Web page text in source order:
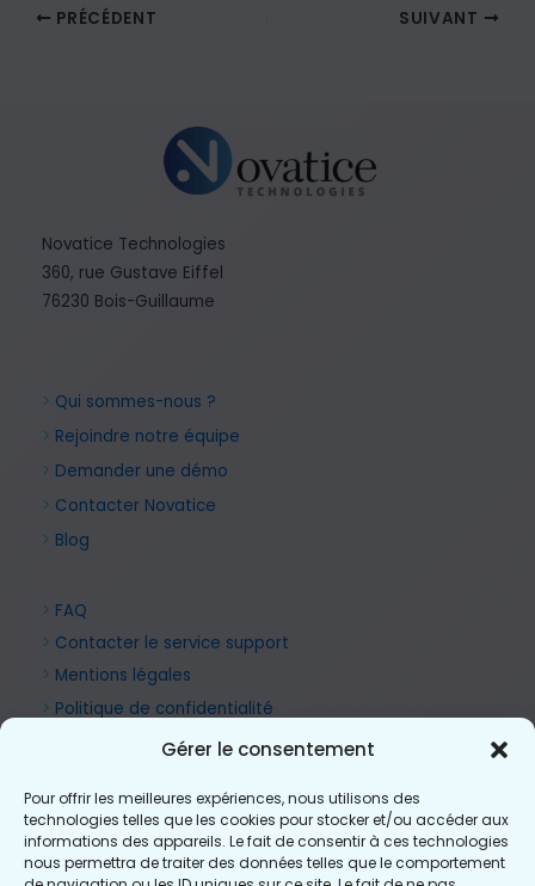
Gérer le consentement
Pour offrir les meilleures expériences, nous utilisons des
technologies telles que les cookies pour stocker et/ou accéder aux
informations des appareils. Le fait de consentir à ces technologies
nous permettra de traiter des données telles que le comportement
PRÉCÉDENT SUIVANT
Novatice Technologies
360, rue Gustave Eiffel
76230 Bois-Guillaume
> Qui sommes-nous ?
> Rejoindre notre équipe
> Demander une démo
> Contacter Novatice
> Blog
> FAQ
> Contacter le service support
> Mentions légales
> Politique de confidentialité